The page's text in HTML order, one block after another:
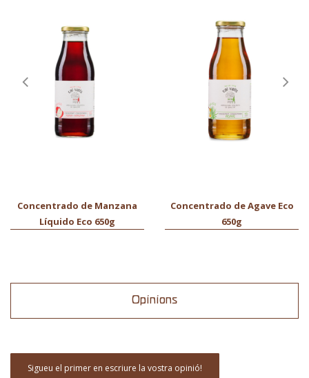
Concentrado de Manzana
Líquido Eco 650g
Concentrado de Agave Eco
650g
Opinions
Sigueu el primer en escriure la vostra opinió!